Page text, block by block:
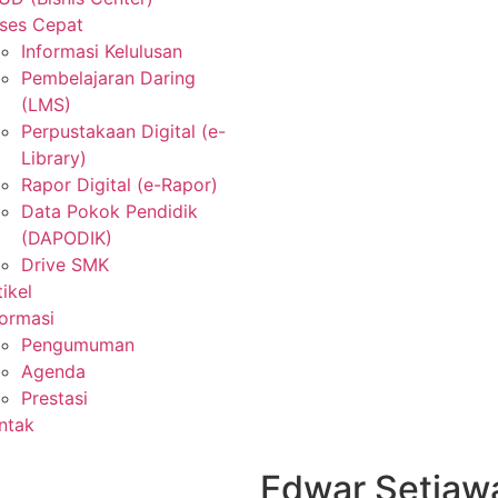
Cepat
Informasi Kelulusan
Pembelajaran Daring
(LMS)
Perpustakaan Digital (e-
Library)
Rapor Digital (e-Rapor)
Data Pokok Pendidik
(DAPODIK)
Drive SMK
Pengumuman
Agenda
Prestasi
Edwar